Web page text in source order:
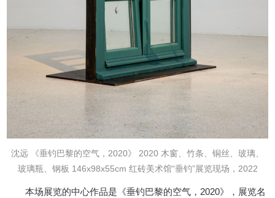
沈远 《垂钓巴黎的空气，2020》 2020 木窗、竹条、铜丝、玻璃、
玻璃瓶、钢板 146x98x55cm 红砖美术馆“垂钓”展览现场，2022
本场展览的中心作品是《垂钓巴黎的空气，2020》，展览名